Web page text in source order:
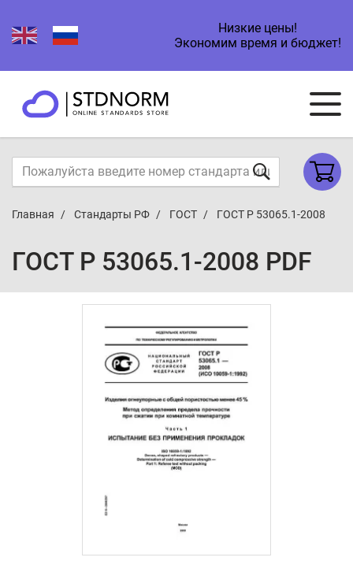
Низкие цены!
Экономим время и бюджет!
Главная Стандарты РФ ГОСТ ГОСТ Р 53065.1-2008
ГОСТ Р 53065.1-2008 PDF